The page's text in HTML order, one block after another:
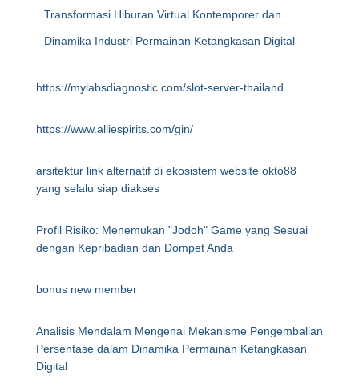
Transformasi Hiburan Virtual Kontemporer dan
Dinamika Industri Permainan Ketangkasan Digital
https://mylabsdiagnostic.com/slot-server-thailand
https://www.alliespirits.com/gin/
arsitektur link alternatif di ekosistem website okto88
yang selalu siap diakses
Profil Risiko: Menemukan "Jodoh" Game yang Sesuai
dengan Kepribadian dan Dompet Anda
bonus new member
Analisis Mendalam Mengenai Mekanisme Pengembalian
Persentase dalam Dinamika Permainan Ketangkasan
Digital